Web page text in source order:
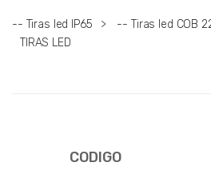
-- Tiras led IP65 > -- Tiras led COB
TIRAS LED
CODIGO